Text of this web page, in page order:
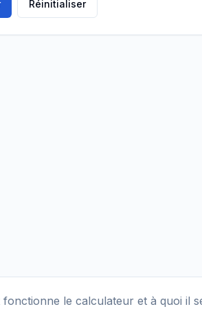
Réinitialiser
fonctionne le calculateur et à quoi il